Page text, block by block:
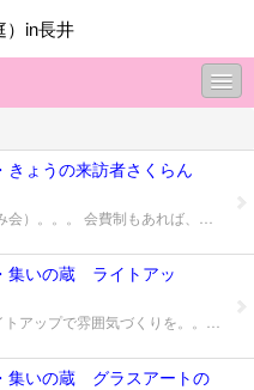
）in長井
きょうの来訪者さくらん
集いの蔵 ライトアッ
集いの蔵 グラスアートの